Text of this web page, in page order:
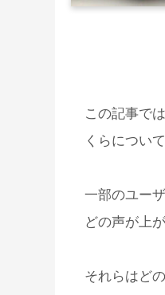
この記事で
くらについ
一部のユー
どの声が上
それらはど